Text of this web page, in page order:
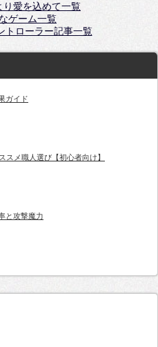
り愛を込めて一覧
ゲーム一覧
トローラー記事一覧
ガイド
スメ職人選び【初心者向け】
と攻撃魔力